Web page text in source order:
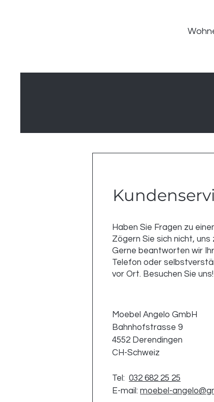
Haben Sie Fragen zu
Zögern Sie sich nicht, uns
Gerne beantworten wir
Telefon oder
vor Ort. Besuchen Sie uns!
Moebel Angelo GmbH
Bahnhofstrasse 9
4552 Derendingen
CH-Schweiz
Tel:032 682 25 25
E-mail:moebel-